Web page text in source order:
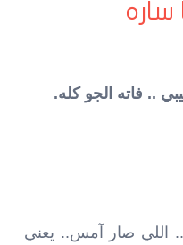
ساره
.. فاته الجو كله.
اللي صار آمس.. يعني